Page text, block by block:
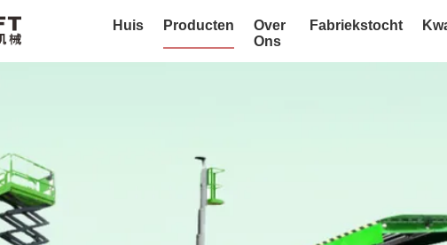
Huis Producten
Over
Ons
Fabriekstocht